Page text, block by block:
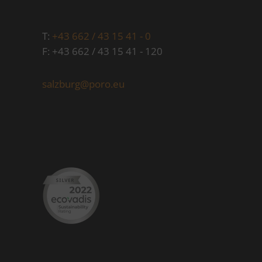
T: +43 662 / 43 15 41 - 0
F: +43 662 / 43 15 41 - 120
salzburg@poro.eu